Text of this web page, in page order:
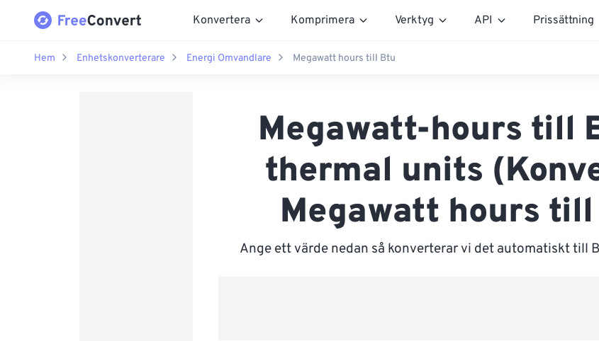
Konvertera Komprimera Verktyg API Prissättning
Hem Enhetskonverterare Energi Omvandlare Megawatt hours till Btu
Megawatt-hours till
thermal units
Megawatt hours
Ange ett värde nedan så konverterar vi det automatiskt till